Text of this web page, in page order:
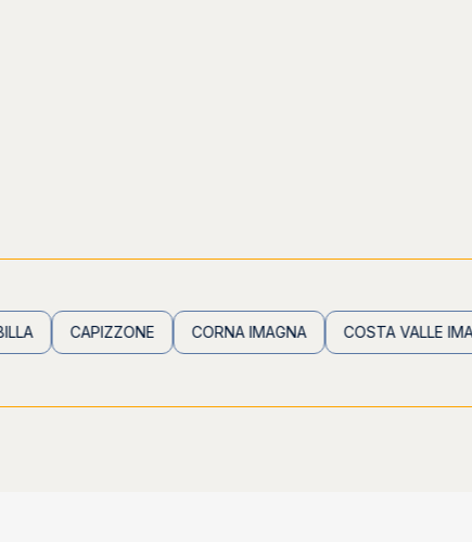
CAPIZZONE CORNA IMAGNA COSTA VALLE IMAGNA